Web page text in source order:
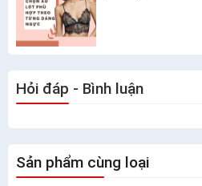
Hỏi đáp - Bình luận
Sản phẩm cùng loại